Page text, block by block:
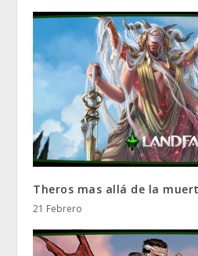
Theros mas allá de la
21 Febrero